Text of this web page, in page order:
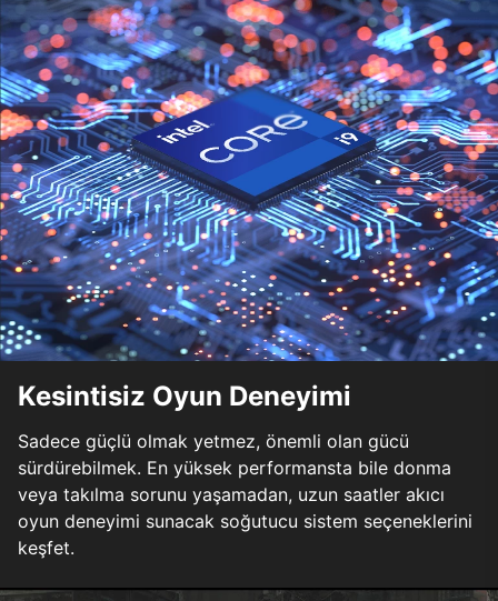
Kesintisiz Oyun Deneyimi
Sadece güçlü olmak yetmez, önemli olan gücü
sürdürebilmek. En yüksek performansta bile donma
veya takılma sorunu yaşamadan, uzun saatler akıcı
oyun deneyimi sunacak soğutucu sistem seçeneklerini
keşfet.